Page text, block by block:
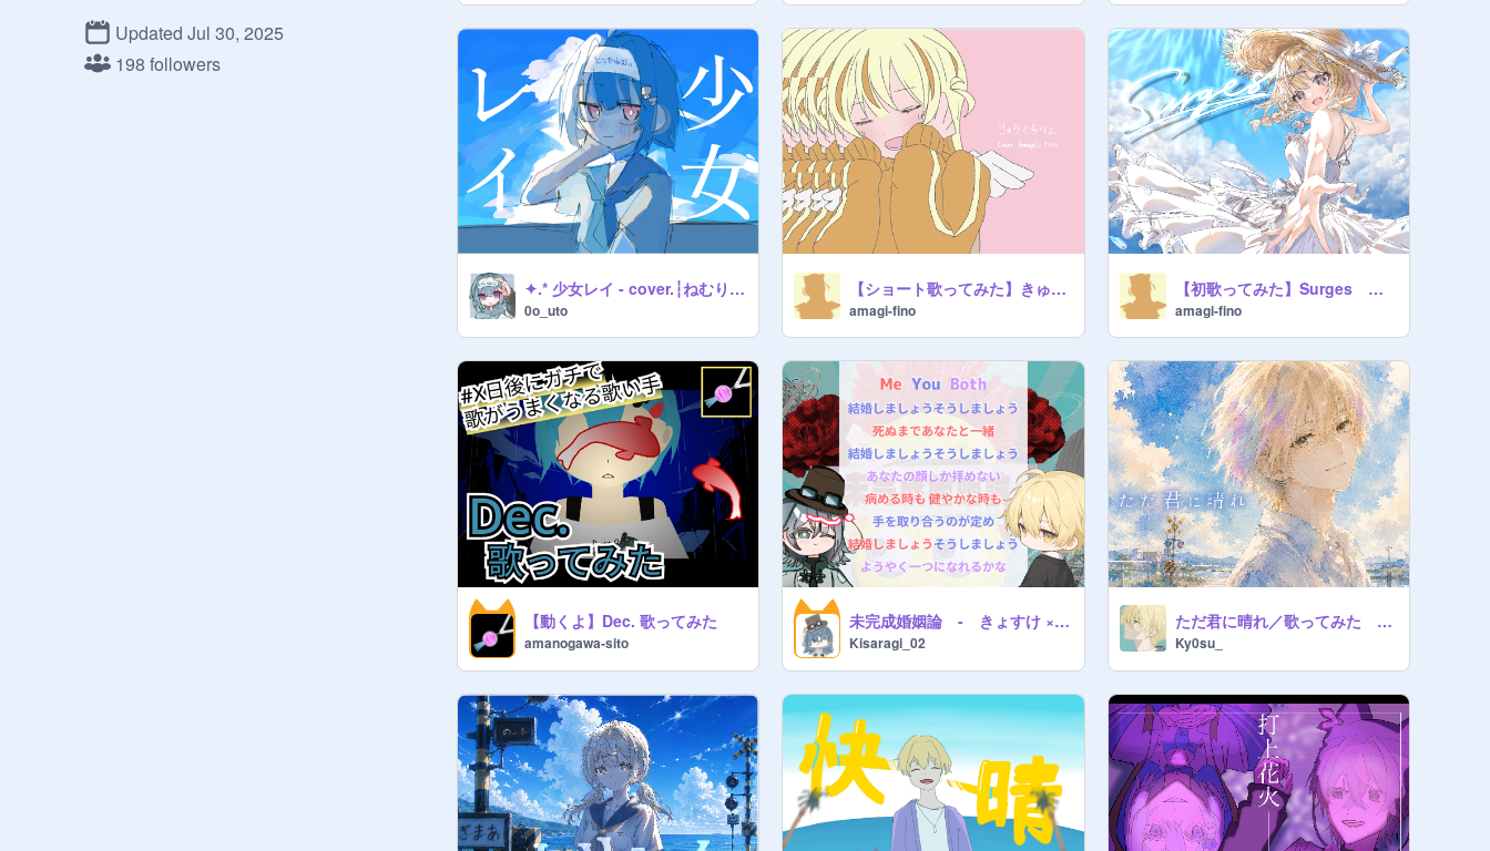
@
@Rimuna_amame
Updated Jul 30, 2025
198 followers
✦.* 少女レイ - cover.┆ねむりうと〖歌みた〗
0o_uto
【ショート歌ってみた】きゅうくらりん cover Amagi_fino(天城フィノ)
amagi-fino
【初歌ってみた】Surges cover Amagi_fino(天城フィノ)
amagi-fino
【動くよ】Dec. 歌ってみた
amanogawa-sito
未完成婚姻論 - きょすけ × 如月らを。cover
Kisaragi_02
ただ君に晴れ／歌ってみた 【きょすけ】
Ky0su_